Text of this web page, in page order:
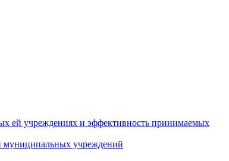
ей учреждениях и эффективность принимаемых
муниципальных учреждений